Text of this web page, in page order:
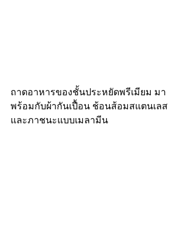
ถาดอาหารของชั้นประหยัดพรีเมียม มา
พร้อมกับผ้ากันเปื้อน ช้อนส้อมสแตนเลส
และภาชนะแบบเมลามีน